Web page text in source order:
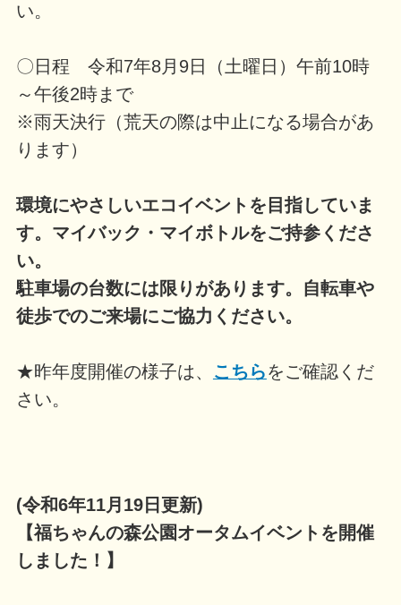
い。
〇日程 令和7年8月9日（土曜日）午前10時
～午後2時まで
※雨天決行（荒天の際は中止になる場合があ
ります）
環境にやさしいエコイベントを目指していま
す。マイバック・マイボトルをご持参くださ
い。
駐車場の台数には限りがあります。自転車や
徒歩でのご来場にご協力ください。
★昨年度開催の様子は、 こちらをご確認くだ
さい。
(令和6年11月19日更新)
【福ちゃんの森公園オータムイベントを開催
しました！】